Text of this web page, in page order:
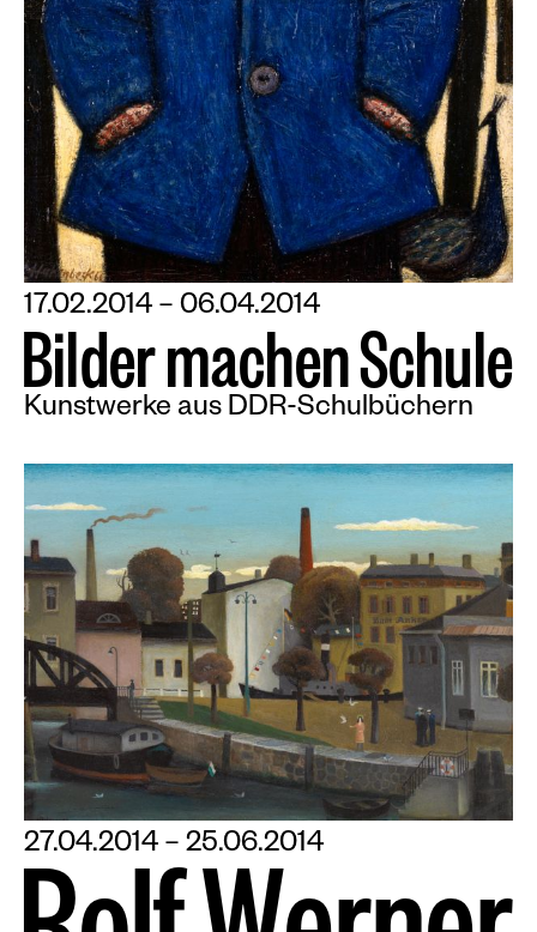
17.02.2014 – 06.04.2014
BildermachenSchule
Kunstwerke aus DDR-Schulbüchern
27.04.2014 – 25.06.2014